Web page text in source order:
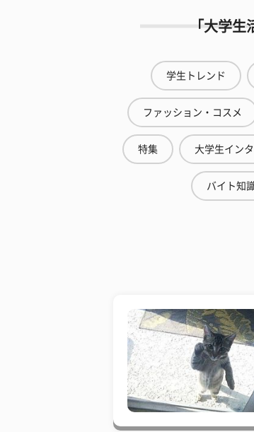
「大学
学生トレンド
ファッション・コスメ
特集 大学生イン
バイト知